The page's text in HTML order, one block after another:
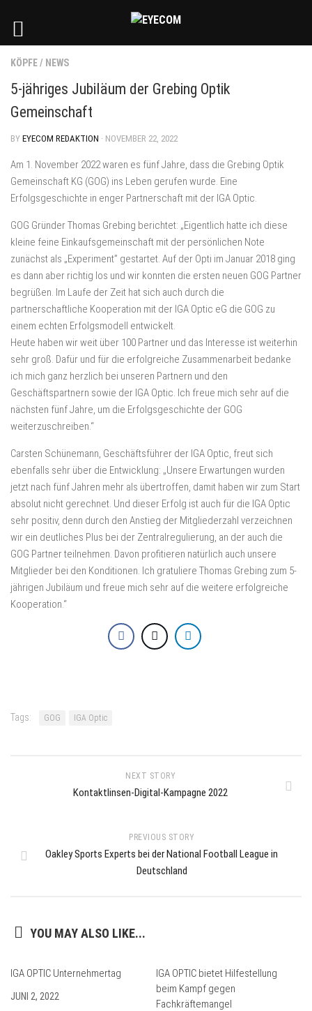
KÖPFE/ NEWS
5-jähriges Jubiläum der Grebing Optik
Gemeinschaft
BY EYECOM REDAKTION · NOVEMBER 22, 2022
Am 1. November 2022 waren es fünf Jahre, dass die Grebing Optik
Gemeinschaft KG (GOG) ins Leben gerufen wurde. Eine
Erfolgsgeschichte in enger Partnerschaft mit der IGA Optic.
GOG Gründer Thomas Grebing berichtet: „Eigentlich hatte ich diese
kleine feine Einkaufsgemeinschaft mit der persönlichen Note
zunächst als „Experiment” gestartet. Auf der Opti im Januar 2018 ging
es dann aber richtig los und wir konnten die ersten neuen GOG Partner
begrüßen. Im Laufe der Zeit hat sich auch durch die
partnerschaftliche Kooperation mit der IGA Optic eG die GOG zu
einem echten Erfolgsmodell entwickelt.
Heute haben wir weit über 100 Partner und das Interesse ist weiterhin
sehr groß. Dafür und für die erfolgreiche Zusammenarbeit bedanke
ich mich ganz herzlich bei unseren Partnern und den
Geschäftspartnern sowie der IGA Optic. Ich freue mich sehr auf die
nächsten fünf Jahre, um die Erfolgsgeschichte der GOG
weiterzuschreiben.“
Carsten Schünemann, Geschäftsführer der IGA Optic, freut sich
ebenfalls sehr über die Entwicklung: „Unsere Erwartungen wurden
jetzt nach fünf Jahren mehr als übertroffen, damit haben wir zum Start
absolut nicht gerechnet. Und dieser Erfolg ist auch für die IGA Optic
sehr positiv, denn durch den Anstieg der Mitgliederzahl verzeichnen
wir ein deutliches Plus bei der Zentralregulierung, an der auch die
GOG Partner teilnehmen. Davon profitieren natürlich auch unsere
Mitglieder bei den Konditionen. Ich gratuliere Thomas Grebing zum 5-
jährigen Jubiläum und freue mich sehr auf die weitere erfolgreiche
Kooperation.“
Tags: GOG IGA Optic
NEXT STORY
Kontaktlinsen-Digital-Kampagne 2022
PREVIOUS STORY
Oakley Sports Experts bei der National Football League in
Deutschland
YOU MAY ALSO LIKE...
IGA OPTIC Unternehmertag
JUNI 2, 2022
IGA OPTIC bietet Hilfestellung
beim Kampf gegen
Fachkräftemangel